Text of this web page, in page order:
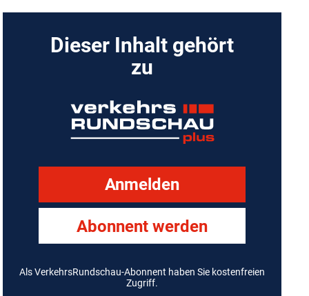
Dieser Inhalt gehört
zu
Anmelden
Abonnent werden
Als VerkehrsRundschau-Abonnent haben Sie kostenfreien
Zugriff.